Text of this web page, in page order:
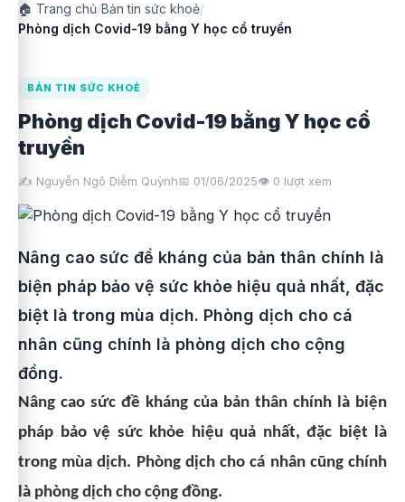
🏠 Trang chủ/Bản tin sức khoẻ/
Phòng dịch Covid-19 bằng Y học cổ truyền
BẢN TIN SỨC KHOẺ
Phòng dịch Covid-19 bằng Y học cổ
truyền
✍️ Nguyễn Ngô Diễm Quỳnh📅 01/06/2025👁️ 0 lượt xem
Nâng cao sức đề kháng của bản thân chính là
biện pháp bảo vệ sức khỏe hiệu quả nhất, đặc
biệt là trong mùa dịch. Phòng dịch cho cá
nhân cũng chính là phòng dịch cho cộng
đồng.
Nâng cao sức đề kháng của bản thân chính là biện
pháp bảo vệ sức khỏe hiệu quả nhất, đặc biệt là
trong mùa dịch. Phòng dịch cho cá nhân cũng chính
là phòng dịch cho cộng đồng.